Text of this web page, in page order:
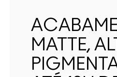
MATTE,